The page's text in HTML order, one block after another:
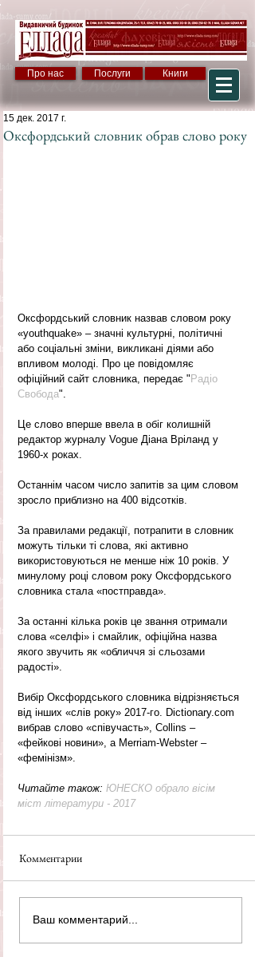
Про нас Послуги Книги
Оксфордський словник обрав слово року
15 дек. 2017 г.
Оксфордський словник назвав словом року
«youthquake» – значні культурні, політичні
або соціальні зміни, викликані діями або
впливом молоді. Про це повідомляє
офіційний сайт словника, передає "Радіо
Свобода".
Це слово вперше ввела в обіг колишній
редактор журналу Vogue Діана Вріланд у
1960-х роках.
Останнім часом число запитів за цим словом
зросло приблизно на 400 відсотків.
За правилами редакції, потрапити в словник
можуть тільки ті слова, які активно
використовуються не менше ніж 10 років. У
минулому році словом року Оксфордського
словника стала «постправда».
За останні кілька років це звання отримали
слова «селфі» і смайлик, офіційна назва
якого звучить як «обличчя зі сльозами
радості».
Вибір Оксфордського словника відрізняється
від інших «слів року» 2017-го. Dictionary.com
вибрав слово «співучасть», Collins –
«фейкові новини», а Merriam-Webster –
«фемінізм».
Читайте також: ЮНЕСКО обрало вісім
міст літератури - 2017
Комментарии
Ваш комментарий...